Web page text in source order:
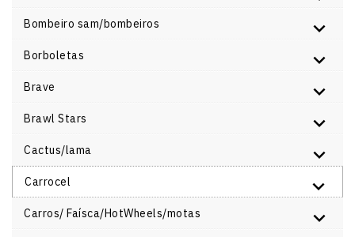
Bombeiro sam/bombeiros
Borboletas
Brave
Brawl Stars
Cactus/lama
Carrocel
Carros/ Faísca/HotWheels/motas